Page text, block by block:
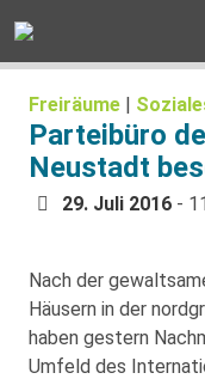
Freiräume |
Parteibüro
Neustadt
29. Juli 2016 -
Nach der
Häusern in der
haben gestern
Umfeld des